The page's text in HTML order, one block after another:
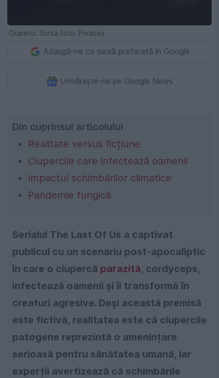
Ciuperci. Sursa foto: Pixabay
Adaugă-ne ca sursă preferată în Google
Urmărește-ne pe Google News
Din cuprinsul articolului
Realitate versus ficțiune
Ciupercile care infectează oamenii
Impactul schimbărilor climatice
Pandemie fungică
Serialul The Last Of Us a captivat
publicul cu un scenariu post-apocaliptic
în care o ciupercă parazită, cordyceps,
infectează oamenii și îi transformă în
creaturi agresive. Deși această premisă
este fictivă, realitatea este că ciupercile
patogene reprezintă o amenințare
serioasă pentru sănătatea umană, iar
experții avertizează că schimbările